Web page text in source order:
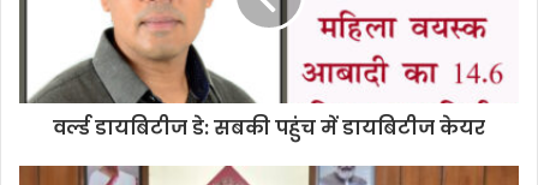
वर्ल्ड डायबिटीज डे: सबकी पहुंच में डायबिटीज केयर